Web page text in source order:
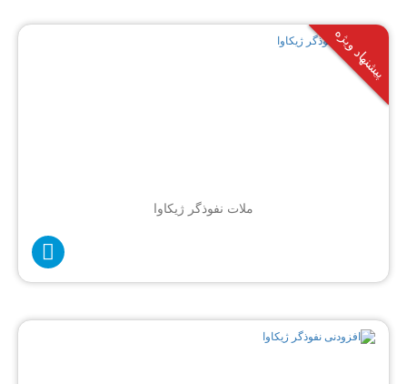
پیشنهاد ویژه
ملات نفوذگر ژیکاوا